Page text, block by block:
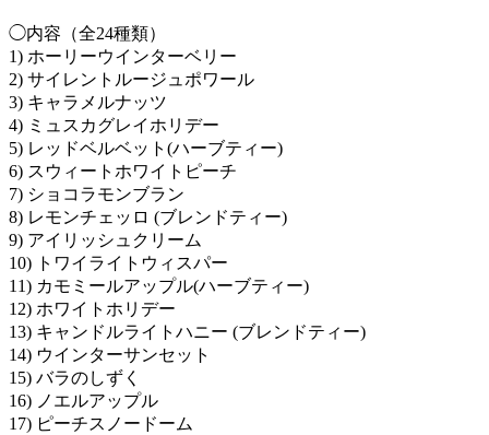
◯内容（全24種類）
1) ホーリーウインターベリー
2) サイレントルージュポワール
3) キャラメルナッツ
4) ミュスカグレイホリデー
5) レッドベルベット(ハーブティー)
6) スウィートホワイトピーチ
7) ショコラモンブラン
8) レモンチェッロ (ブレンドティー)
9) アイリッシュクリーム
10) トワイライトウィスパー
11) カモミールアップル(ハーブティー)
12) ホワイトホリデー
13) キャンドルライトハニー (ブレンドティー)
14) ウインターサンセット
15) バラのしずく
16) ノエルアップル
17) ピーチスノードーム